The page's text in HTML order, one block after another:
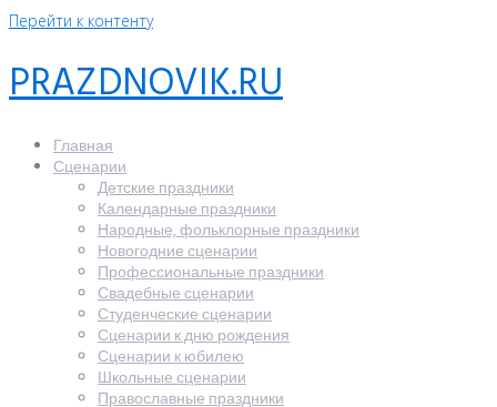
Перейти к контенту
PRAZDNOVIK.RU
Главная
Сценарии
Детские праздники
Календарные праздники
Народные, фольклорные праздники
Новогодние сценарии
Профессиональные праздники
Свадебные сценарии
Студенческие сценарии
Сценарии к дню рождения
Сценарии к юбилею
Школьные сценарии
Православные праздники